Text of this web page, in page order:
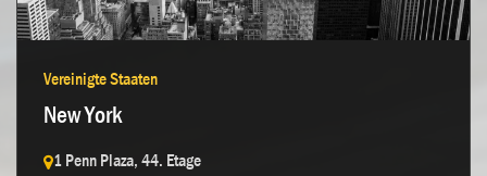
Kontakt aufnehmen →
Vereinigte Staaten
New York
1 Penn Plaza, 44. Etage